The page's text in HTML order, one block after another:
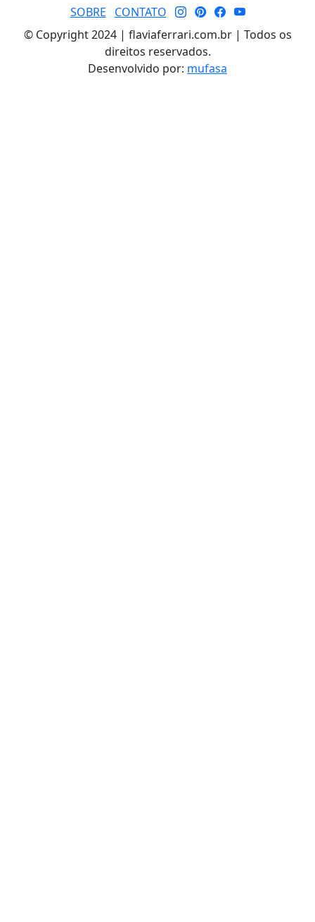
SOBRE
CONTATO
© Copyright 2024 | flaviaferrari.com.br | Todos os
direitos reservados.
Desenvolvido por: mufasa